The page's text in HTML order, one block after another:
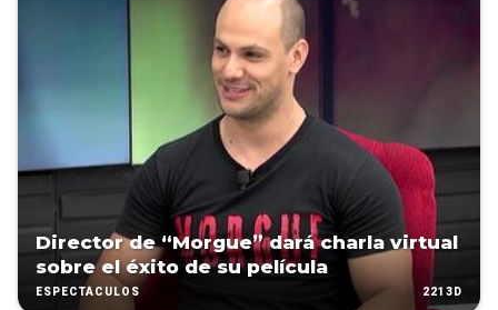
Director de “Morgue” dará charla virtual
sobre el éxito de su película
ESPECTÁCULOS 2213D